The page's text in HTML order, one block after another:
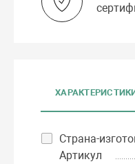
Страна-
Артикул